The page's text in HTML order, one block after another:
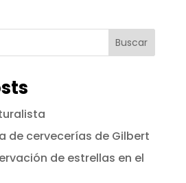
Buscar
de cervecerías de Gilbert
de estrellas en el